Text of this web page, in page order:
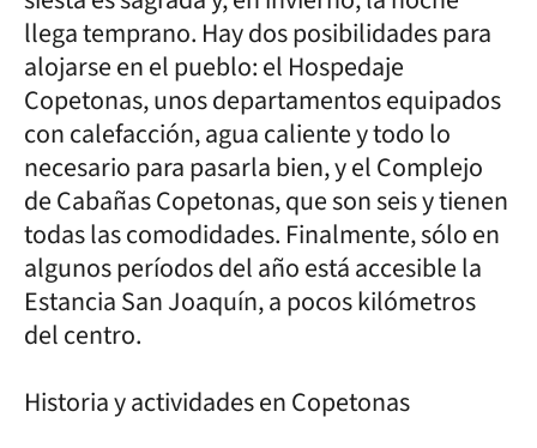
llega temprano. Hay dos posibilidades para
alojarse en el pueblo: el Hospedaje
Copetonas, unos departamentos equipados
con calefacción, agua caliente y todo lo
necesario para pasarla bien, y el Complejo
de Cabañas Copetonas, que son seis y tienen
todas las comodidades. Finalmente, sólo en
algunos períodos del año está accesible la
Estancia San Joaquín, a pocos kilómetros
del centro.
Historia y actividades en Copetonas